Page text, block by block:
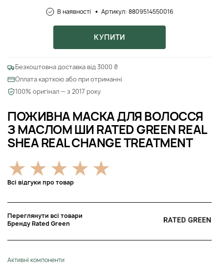
ПОЖИВНА МАСКА ДЛЯ ВОЛОССЯ
З МАСЛОМ ШИ RATED GREEN REAL
SHEA REAL CHANGE TREATMENT
Всі відгуки про товар
Переглянути всі товари
Бренду Rated Green
Активні компоненти
В наявності Артикул: 8809514550016
КУПИТИ
Безкоштовна доставка від 3000 ₴
Оплата карткою або при отриманні
100% оригінал — з 2017 року